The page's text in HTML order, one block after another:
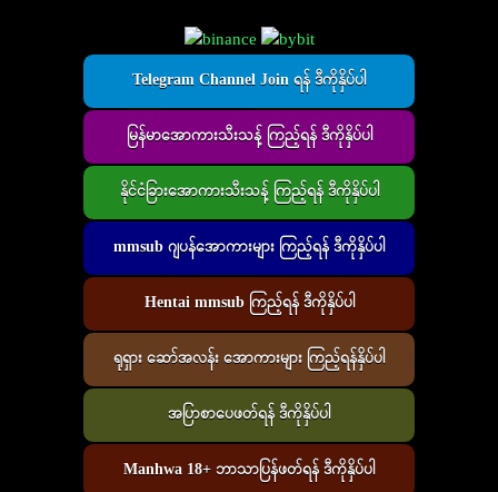
Telegram Channel Join ရန် ဒီကိုနှိပ်ပါ
မြန်မာအောကားသီးသန့် ကြည့်ရန် ဒီကိုနှိပ်ပါ
နိုင်ငံခြားအောကားသီးသန့် ကြည့်ရန် ဒီကိုနှိပ်ပါ
mmsub ဂျပန်အောကားများ ကြည့်ရန် ဒီကိုနှိပ်ပါ
Hentai mmsub ကြည့်ရန် ဒီကိုနှိပ်ပါ
ရုရှား ဆော်အလန်း အောကားများ ကြည့်ရန်နှိပ်ပါ
အပြာစာပေဖတ်ရန် ဒီကိုနှိပ်ပါ
Manhwa 18+ ဘာသာပြန်ဖတ်ရန် ဒီကိုနှိပ်ပါ